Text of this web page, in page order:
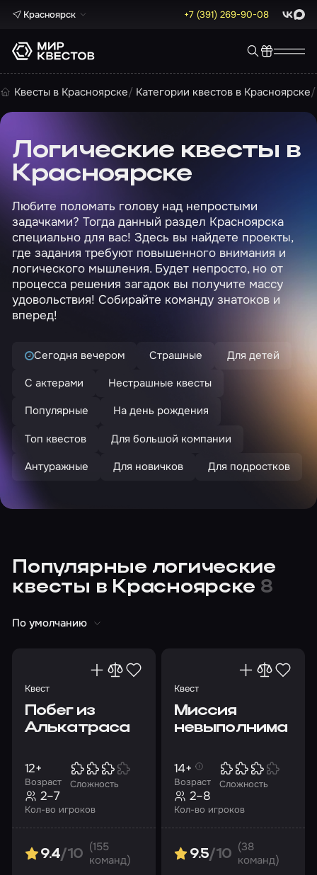
Красноярск +7 (391) 269-90-08 Max
Квесты в Красноярске Категории квестов в Красноярске
Логические квесты в
Красноярске
Любите поломать голову над непростыми
задачками? Тогда данный раздел Красноярска
специально для вас! Здесь вы найдете проекты,
где задания требуют повышенного внимания и
логического мышления. Будет непросто, но от
процесса решения загадок вы получите массу
удовольствия! Собирайте команду знатоков и
вперед!
Сегодня вечером Страшные
Для детей
С актерами
Нестрашные квесты
Популярные
На день рождения
Топ квестов
Для большой компании
Антуражные
Для новичков Для подростков
Популярные логические
квесты в Красноярске 8
По умолчанию
Квест
Побег из
Алькатраса
Возраст
12+
Сложность
Кол-во игроков
2–7
9.4/10
(155
команд)
Квест
Миссия
невыполнима
Возраст
14+
Сложность
Кол-во игроков
2–8
9.5/10
(38
команд)